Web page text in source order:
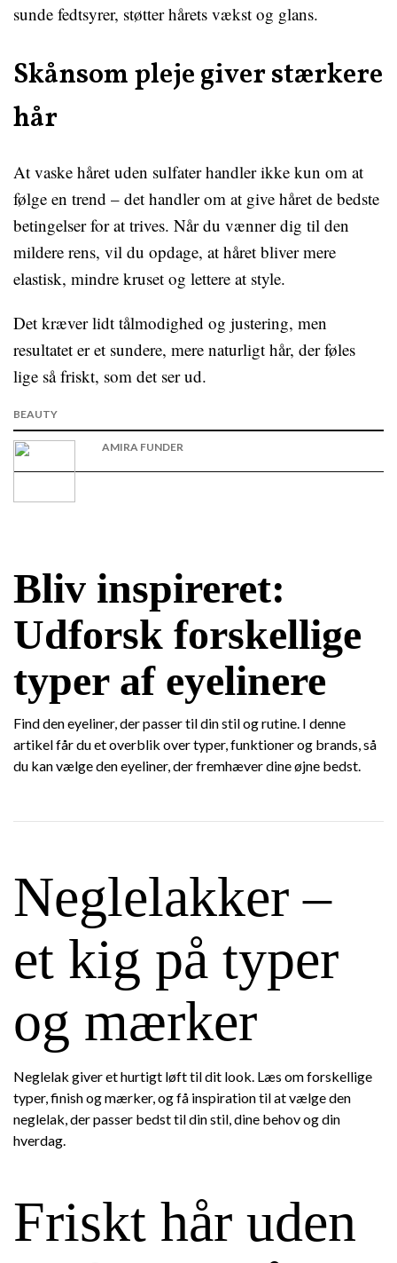
sunde fedtsyrer, støtter hårets vækst og glans.
Skånsom pleje giver stærkere
hår
At vaske håret uden sulfater handler ikke kun om at
følge en trend – det handler om at give håret de bedste
betingelser for at trives. Når du vænner dig til den
mildere rens, vil du opdage, at håret bliver mere
elastisk, mindre kruset og lettere at style.
Det kræver lidt tålmodighed og justering, men
resultatet er et sundere, mere naturligt hår, der føles
lige så friskt, som det ser ud.
BEAUTY
AMIRA FUNDER
Bliv inspireret:
Udforsk forskellige
typer af eyelinere
Find den eyeliner, der passer til din stil og rutine. I denne
artikel får du et overblik over typer, funktioner og brands, så
du kan vælge den eyeliner, der fremhæver dine øjne bedst.
Neglelakker –
et kig på typer
og mærker
Neglelak giver et hurtigt løft til dit look. Læs om forskellige
typer, finish og mærker, og få inspiration til at vælge den
neglelak, der passer bedst til din stil, dine behov og din
hverdag.
Friskt hår uden